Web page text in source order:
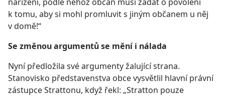
k tomu, aby si mohl promluvit s jiným občanem u něj
v domě!“
Se změnou argumentů se mění i nálada
Nyní předložila své argumenty žalující strana.
Stanovisko představenstva obce vysvětlil hlavní právní
zástupce Strattonu, když řekl: „Stratton pouze